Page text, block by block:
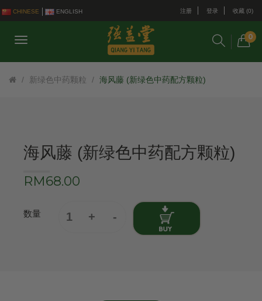
CHINESE ENGLISH 注册 登录 收藏 (0)
0
新绿色中药颗粒 海风藤 (新绿色中药配方颗粒)
海风藤 (新绿色中药配方颗粒)
RM68.00
数量